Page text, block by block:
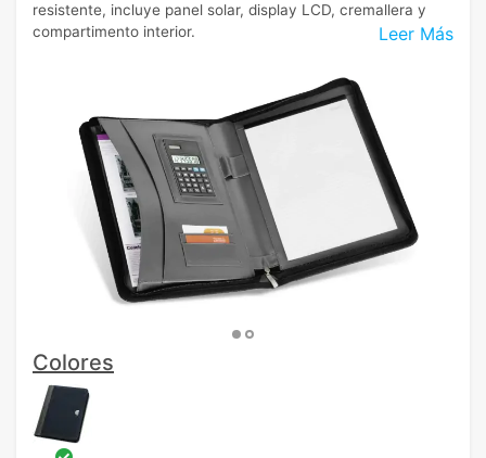
Leer Más
resistente, incluye panel solar, display LCD, cremallera y
compartimento interior.
Colores